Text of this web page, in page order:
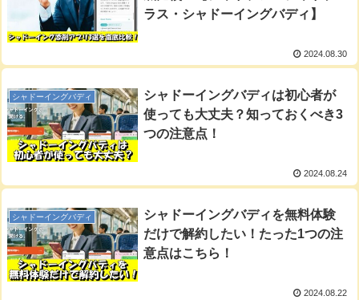
ラス・シャドーイングバディ】
2024.08.30
シャドーイングバディ
シャドーイングバディは初心者が
使っても大丈夫？知っておくべき3
つの注意点！
2024.08.24
シャドーイングバディ
シャドーイングバディを無料体験
だけで解約したい！たった1つの注
意点はこちら！
2024.08.22